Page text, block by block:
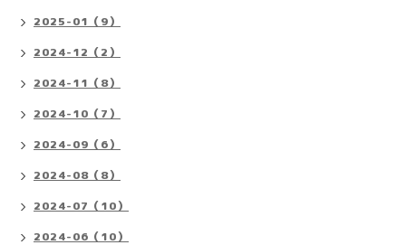
2025-01（9）
2024-12（2）
2024-11（8）
2024-10（7）
2024-09（6）
2024-08（8）
2024-07（10）
2024-06（10）